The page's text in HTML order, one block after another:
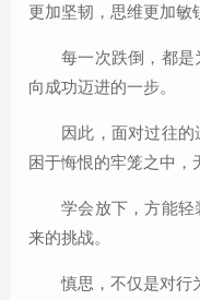
更加坚韧，思维更加敏
每一次跌倒，都
向成功迈进的一步。
因此，面对过往
困于悔恨的牢笼之中，
学会放下，方能
来的挑战。
慎思，不仅是对行